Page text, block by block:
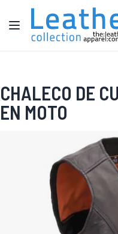
Ir al contenido
Toggle Nav
CHALECO DE
EN MOTO